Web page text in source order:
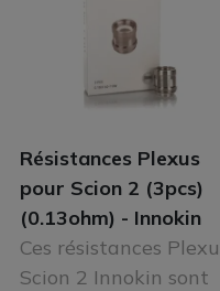
Résistances Plexus
pour Scion 2 (3pcs)
(0.13ohm) - Innokin
Ces résistances
Scion 2 Innokin sont